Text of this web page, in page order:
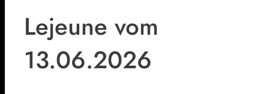
Lejeune vom
13.06.2026